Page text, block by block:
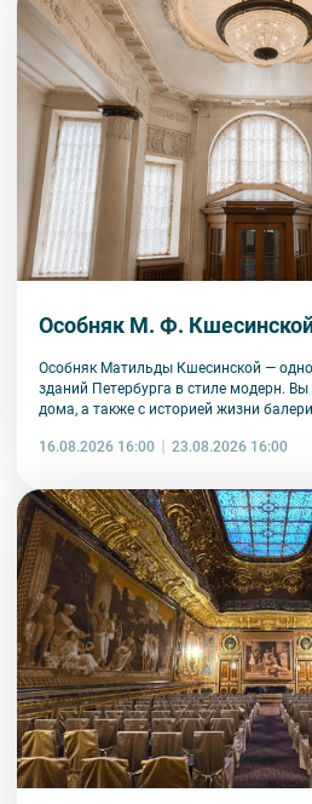
комплекта в размере 5500 руб. 00 коп.
13. Для бронирования мест на
каждого участника необходимо
рождения, серию и номер
Особняк М. Ф.
Особняк Матильды Кшесинской —
зданий Петербурга в стиле модерн.
дома, а также с историей жизни
Романовых, как складывалась
16.08.2026 16:00 23.08.2026 16:00